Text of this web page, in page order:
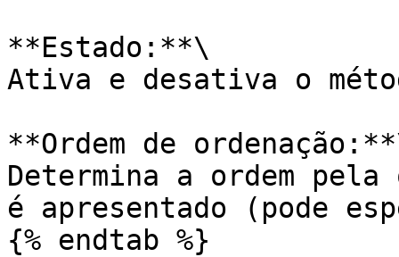
**Estado:**\
Ativa e desativa o
**Ordem de
Determina a ordem pela
é apresentado (pode
{% endtab %}